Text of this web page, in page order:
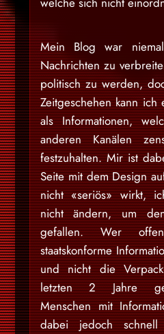
Mein Blog war
Nachrichten zu
politisch zu werden,
Zeitgeschehen kann
als Informationen,
anderen Kanälen
festzuhalten. Mir ist
Seite mit dem Design
nicht «seriös» wirkt,
nicht ändern, um
gefallen. Wer
staatskonforme
und nicht die
letzten 2 Jahre
Menschen mit
dabei jedoch